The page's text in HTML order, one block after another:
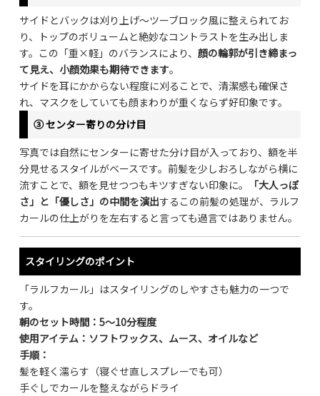
サイドとバックは刈り上げ〜ツーブロック風に整えられてお
り、トップのボリュームと絶妙なコントラストを生み出しま
す。この「重×軽」のバランスにより、 顔の輪郭が引き締まっ
て見え、小顔効果も期待できます。
サイドを耳にかからない程度に刈ることで、清潔感も確保さ
れ、マスクをしていても顔まわりが重くならず好印象です。
③ センター寄りの分け目
写真では自然にセンターに寄せた分け目が入っており、額を半
分見せるスタイルがベースです。前髪を少しおろしながら横に
流すことで、額を見せつつもキツすぎない印象に。
「大人っぽ
さ」と「優しさ」の中間を演出するこの前髪の処理が、ラルフ
カールの仕上がりを左右すると言っても過言ではありません。
スタイリングのポイント
「ラルフカール」はスタイリングのしやすさも魅力の一つで
す。
朝のセット時間：5〜10分程度
使用アイテム：ソフトワックス、ムース、オイルなど
手順：
髪を軽く濡らす（寝ぐせ直しスプレーでも可）
手ぐしでカールを整えながらドライ